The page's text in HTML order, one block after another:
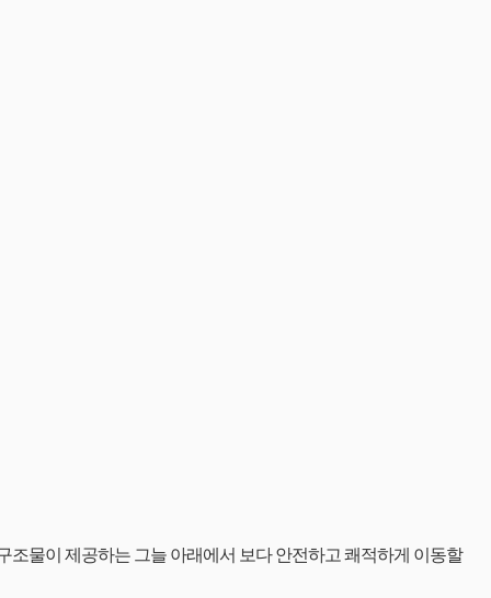
조물이 제공하는 그늘 아래에서 보다 안전하고 쾌적하게 이동할